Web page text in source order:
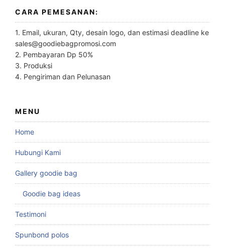
CARA PEMESANAN:
1. Email, ukuran, Qty, desain logo, dan estimasi deadline ke
sales@goodiebagpromosi.com
2. Pembayaran Dp 50%
3. Produksi
4. Pengiriman dan Pelunasan
MENU
Home
Hubungi Kami
Gallery goodie bag
Goodie bag ideas
Testimoni
Spunbond polos